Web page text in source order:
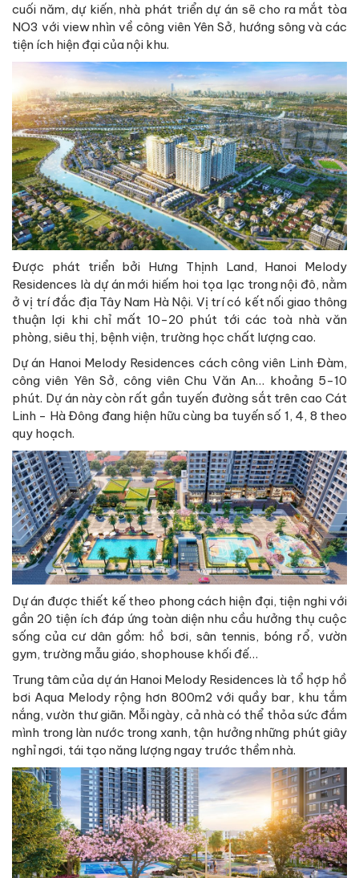
cuối năm, dự kiến, nhà phát triển dự án sẽ cho ra mắt tòa
NO3 với view nhìn về công viên Yên Sở, hướng sông và các
tiện ích hiện đại của nội khu.
Được phát triển bởi Hưng Thịnh Land, Hanoi Melody
Residences là dự án mới hiếm hoi tọa lạc trong nội đô, nằm
ở vị trí đắc địa Tây Nam Hà Nội. Vị trí có kết nối giao thông
thuận lợi khi chỉ mất 10-20 phút tới các toà nhà văn
phòng, siêu thị, bệnh viện, trường học chất lượng cao.
Dự án Hanoi Melody Residences cách công viên Linh Đàm,
công viên Yên Sở, công viên Chu Văn An… khoảng 5-10
phút. Dự án này còn rất gần tuyến đường sắt trên cao Cát
Linh - Hà Đông đang hiện hữu cùng ba tuyến số 1, 4, 8 theo
quy hoạch.
Dự án được thiết kế theo phong cách hiện đại, tiện nghi với
gần 20 tiện ích đáp ứng toàn diện nhu cầu hưởng thụ cuộc
sống của cư dân gồm: hồ bơi, sân tennis, bóng rổ, vườn
gym, trường mẫu giáo, shophouse khối đế…
Trung tâm của dự án Hanoi Melody Residences là tổ hợp hồ
bơi Aqua Melody rộng hơn 800m2 với quầy bar, khu tắm
nắng, vườn thư giãn. Mỗi ngày, cả nhà có thể thỏa sức đắm
mình trong làn nước trong xanh, tận hưởng những phút giây
nghỉ ngơi, tái tạo năng lượng ngay trước thềm nhà.